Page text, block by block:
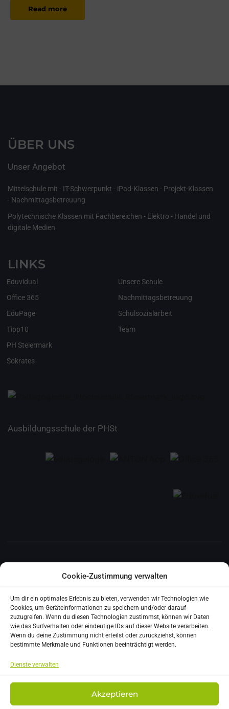
Cookie-Zustimmung verwalten
Um dir ein optimales Erlebnis zu bieten, verwenden wir Technologien wie
Cookies, um Geräteinformationen zu speichern und/oder darauf
zuzugreifen. Wenn du diesen Technologien zustimmst, können wir Daten
wie das Surfverhalten oder eindeutige IDs auf dieser Website verarbeiten.
Wenn du deine Zustimmung nicht erteilst oder zurückziehst, können
bestimmte Merkmale und Funktionen beeinträchtigt werden.
Dienste verwalten
Akzeptieren
Read more
ÜBER UNS
Unser Angebot
Mittelschule mit - IT-Schwerpunkt - iPad-Klassen - Projekt-Klassen
- Nachmittagsbetreuung
Polytechnische Klassen mit Fachbereichen - Elektro - Handel und
digitale Medien
LINKS
Eduvidual
Office 365
EduPage
Tipp10
PH Steiermark
Sokrates
Unsere Schule
Nachmittagsbetreuung
Schulsozialarbeit
Team
Ausbildungsschule der PHSt
ADRESSE
Wagner Biro Straße 99 | 8020 Graz
TELEFON